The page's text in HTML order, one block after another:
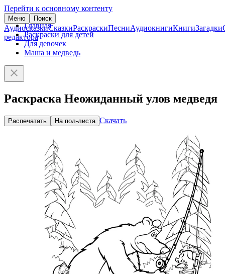
Перейти к основному контенту
Меню Поиск
АудиосказкиСказкиРаскраскиПесниАудиокнигиКнигиЗагадки
редактора
Главная
Раскраски для детей
Для девочек
Маша и медведь
Раскраска Неожиданный улов медведя
Распечатать На пол-листа Скачать